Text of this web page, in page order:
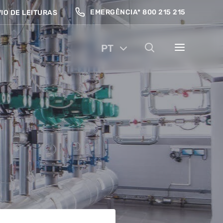
DE LEITURAS EMERGÊNCIA* 800 215 215
PT